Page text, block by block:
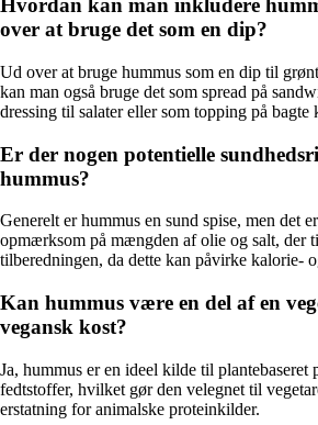
Hvordan kan man inkludere
over at bruge det som en dip?
Ud over at bruge hummus som en dip til
kan man også bruge det som spread på
dressing til salater eller som topping på bagte
Er der nogen potentielle
hummus?
Generelt er hummus en sund spise, men det
opmærksom på mængden af olie og salt, der
tilberedningen, da dette kan påvirke kalorie-
Kan hummus være en del af en
vegansk kost?
Ja, hummus er en ideel kilde til plantebaseret
fedtstoffer, hvilket gør den velegnet til
erstatning for animalske proteinkilder.